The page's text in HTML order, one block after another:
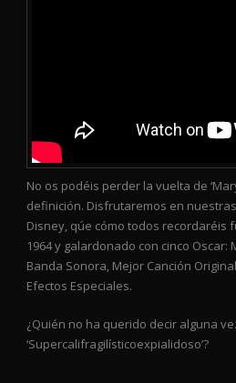
No os podéis perder la vuelta de
definición. Disfrutaremos en
Disney, qúe cómo todos recordaréis
1964 y galardonado con cinco Oscar:
Banda Sonora, Mejor Canción Original
Efectos Especiales.
¿Quién no ha querido decir alguna
‘Supercalifragilísticoexpialidoso’?